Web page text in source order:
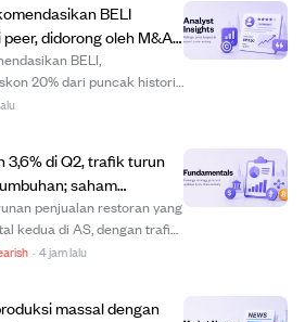
BELI
didorong oleh M&A
BELI,
20% dari puncak historis
Pertumbuhan
3,6% di Q2, trafik turun
saham
penjualan restoran yang
kedua di AS, dengan trafik
keuntungan memburuk
· 4 jam lalu
massal dengan